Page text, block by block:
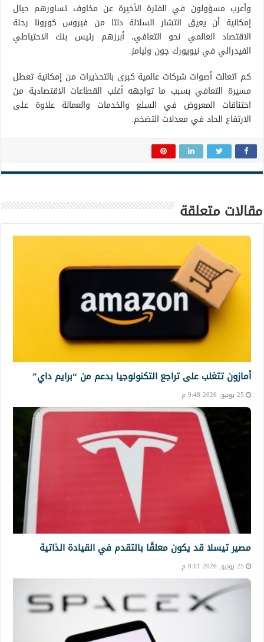
وأعرب مسؤولون في الفترة الأخيرة عن مخاوف تساورهم حيال
إمكانية أن يعيق انتشار السلالة دلتا من فيروس كورونا رحلة
الاقتصاد العالمي نحو التعافي، أبرزهم رئيس بنك الاحتياطي
الفيدرالي في نيويورك جون وليامز.
كم اتعالت أصوات شركات عالمية كبرى بالتحذيرات من إمكانية تعطل
مسيرة التعافي بسبب ما تواجهه أغلب القطاعات الاقتصادية من
اختناقات المعروض في السلع والخدمات والعمالة علاوة على
الارتفاع الحاد في معدلات التضخم.
مقالات متعلقة
أمازون تتغلب على تراجع التكنولوجيا بدعم من “برايم داي”
25 يونيو, 2026 9:48 م
مصير تيسلا قد يكون معلقًا بالتقدم في القيادة الذاتية
25 يونيو, 2026 8:11 م